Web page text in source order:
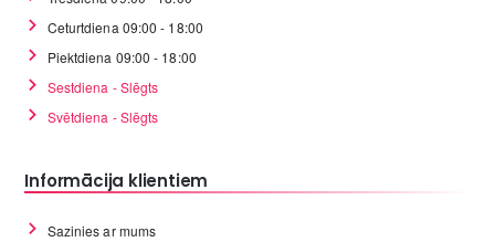
Ceturtdiena 09:00 - 18:00
Piektdiena 09:00 - 18:00
Sestdiena - Slēgts
Svētdiena - Slēgts
Informācija klientiem
Sazinies ar mums